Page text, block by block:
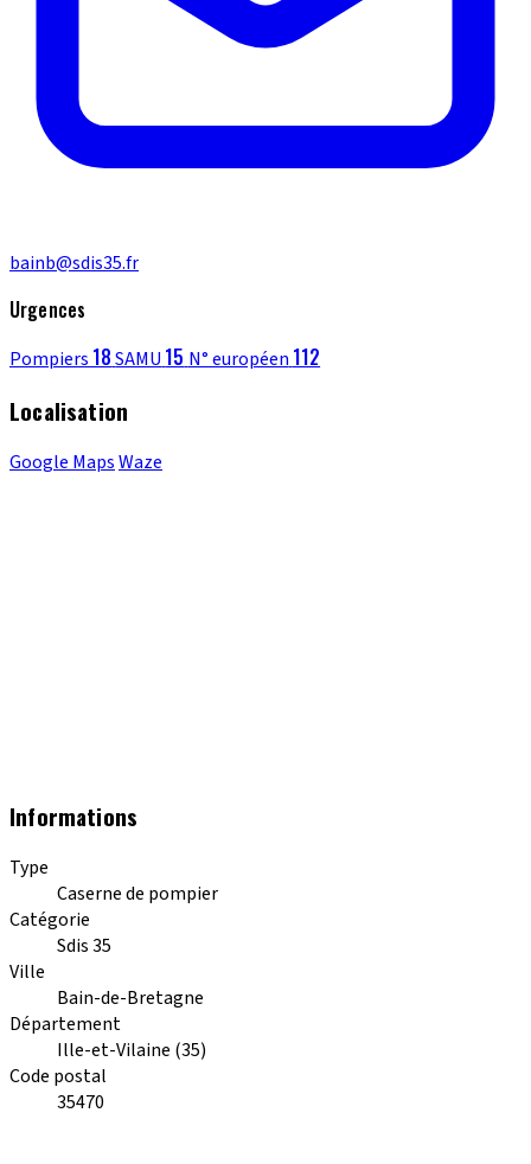
bainb@sdis35.fr
Urgences
Pompiers 18SAMU 15 N° européen 112
Localisation
Google MapsWaze
Informations
Type
Caserne de pompier
Catégorie
Sdis 35
Ville
Bain-de-Bretagne
Département
Ille-et-Vilaine (35)
Code postal
35470